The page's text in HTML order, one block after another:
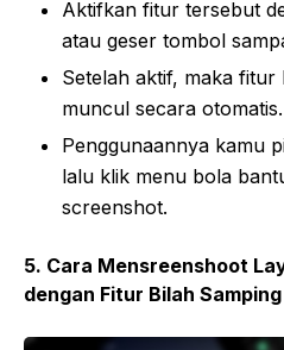
Aktifkan fitur tersebut
atau geser tombol
Setelah aktif, maka
muncul secara otomatis.
Penggunaannya kamu
lalu klik menu bola
screenshot.
5. Cara Mensreenshoot
dengan Fitur Bilah